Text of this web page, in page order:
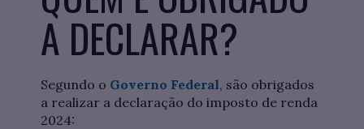
A DECLARAR?
Segundo o Governo Federal, são obrigados
a realizar a declaração do imposto de renda
2024: